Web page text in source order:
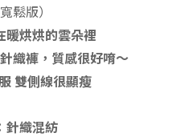
寬鬆版）
暖烘烘的雲朵裡
織褲，質感很好唷～
雙側線很顯瘦
針織混紡